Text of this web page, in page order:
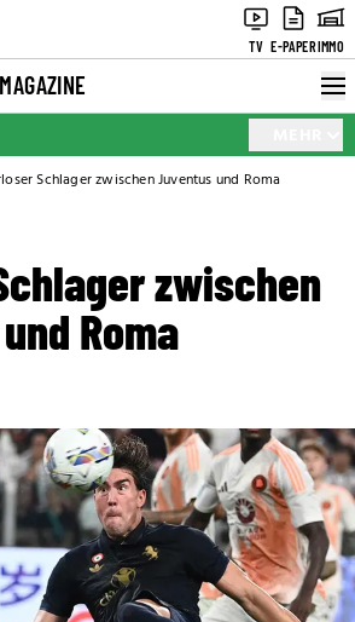
TV E-PAPERIMMO
MAGAZINE
Schlager zwischen Juventus und Roma
zwischen
Roma